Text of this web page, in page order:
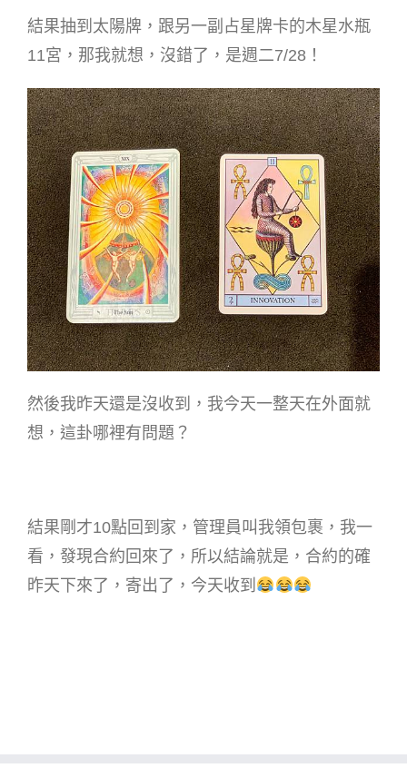
結果抽到太陽牌，跟另一副占星牌卡的木星水瓶
11宮，那我就想，沒錯了，是週二7/28！
然後我昨天還是沒收到，我今天一整天在外面就
想，這卦哪裡有問題？
結果剛才10點回到家，管理員叫我領包裹，我一
看，發現合約回來了，所以結論就是，合約的確
昨天下來了，寄出了，今天收到